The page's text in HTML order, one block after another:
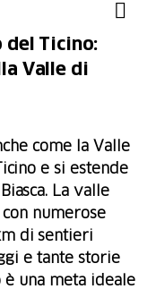
Ticino:
Valle di
come la Valle
e si estende
La valle
numerose
di sentieri
e tante storie
è una meta ideale